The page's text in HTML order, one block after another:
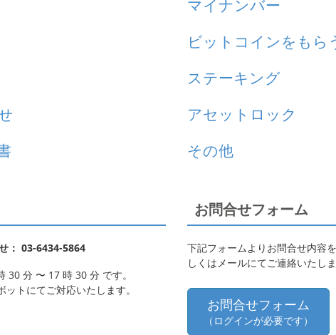
マイナンバー
ビットコインをもら
ステーキング
アセットロック
その他
： 03-6434-5864
分 〜 17 時 30 分 です。
トにてご対応いたします。
お問合せフォーム
下記フォームよりお問合せ内容
しくはメールにてご連絡いたし
お問合せフォーム
（ログインが必要です）